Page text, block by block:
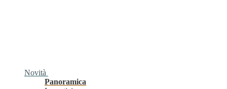
Novità
Panoramica